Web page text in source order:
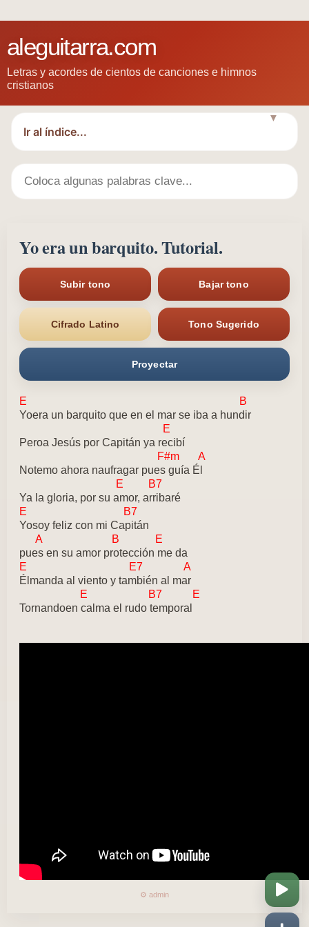
aleguitarra.com
Letras y acordes de cientos de canciones e himnos
cristianos
▼
Yo era un barquito. Tutorial.
Subir tono Bajar tono
Cifrado Latino Tono Sugerido
Proyectar
E B
Yoera un barquito que en el mar se iba a hundir
E
Peroa Jesús por Capitán ya recibí
F#m A
Notemo ahora naufragar pues guía Él
E B7
Ya la gloria, por su amor, arribaré
E B7
Yosoy feliz con mi Capitán
A B E
pues en su amor protección me da
E E7 A
Élmanda al viento y también al mar
E B7 E
Tornandoen calma el rudo temporal
⚙️ admin